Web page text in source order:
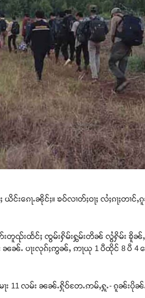
းၵေႃႉၼိုင်ႈ။ ၶဝ်လၢတ်ႈဝႃႈ လႆႈၵႃႈတၢင်ႇၵူ
းတူၺ်းထႅင်ႈ ၸွမ်းႁိမ်းႁွမ်းတိၼ် လွႆႁိမ်း ၶိူၼ်
ၼၼ်ႉ ပႃးလုၵ်ႈဢွၼ်ႇ ဢႃယု 1 ပီထိုင် 8 ပီ 4 ၵ
11 လမ်း ၼၼ်ႉႁိုဝ်တႄႉဢမ်ႇႁူႉ- ၵူၼ်းပို